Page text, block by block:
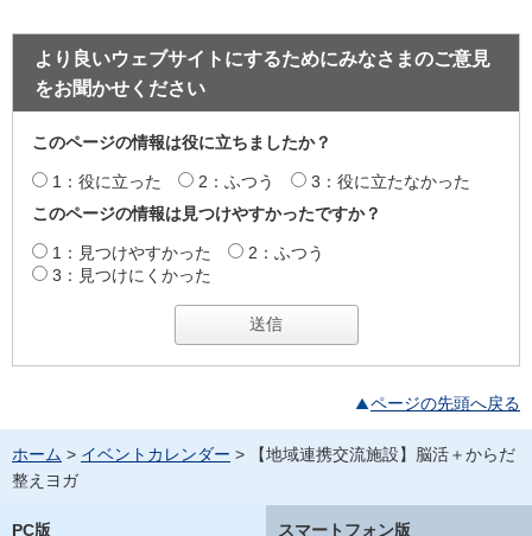
より良いウェブサイトにするためにみなさまのご意見
をお聞かせください
このページの情報は役に立ちましたか？
1：役に立った 2：ふつう
3：役に立たなかった
このページの情報は見つけやすかったですか？
1：見つけやすかった
2：ふつう
3：見つけにくかった
ページの先頭へ戻る
ホーム > イベントカレンダー > 【地域連携交流施設】脳活＋からだ
整えヨガ
PC版 スマートフォン版